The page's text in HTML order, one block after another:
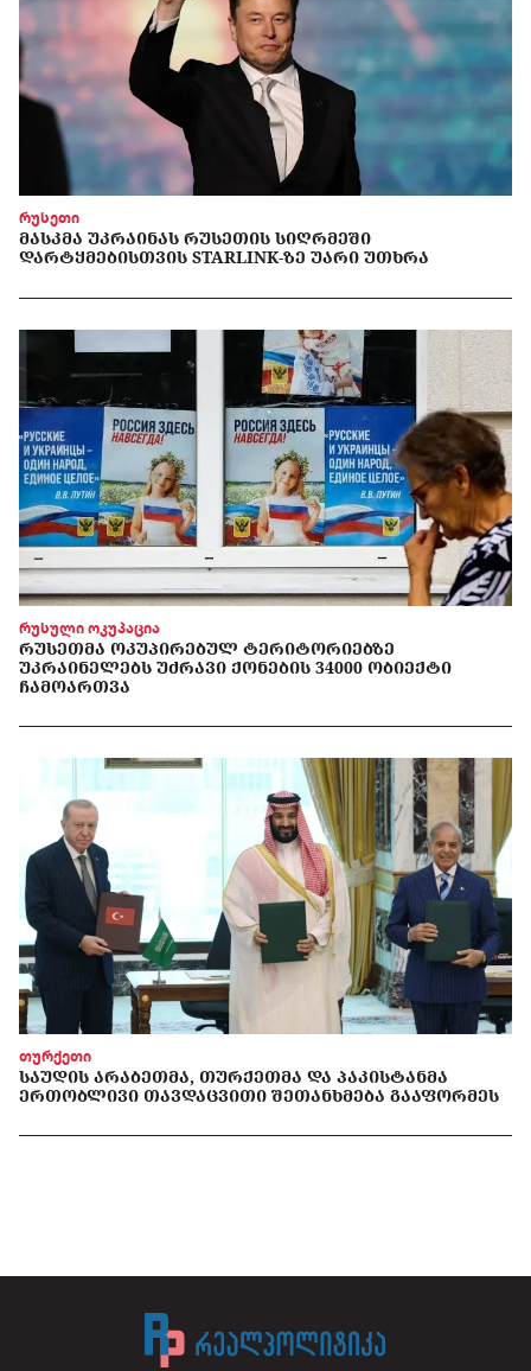
რუსეთი
ᲛᲐᲡᲙᲛᲐ ᲣᲙᲠᲐᲘᲜᲐᲡ ᲠᲣᲡᲔᲗᲘᲡ ᲡᲘᲦᲠᲛᲔᲨᲘ
ᲓᲐᲠᲢᲧᲛᲔᲑᲘᲡᲗᲕᲘᲡ STARLINK-ᲖᲔ ᲣᲐᲠᲘ ᲣᲗᲮᲠᲐ
რუსული ოკუპაცია
ᲠᲣᲡᲔᲗᲛᲐ ᲝᲙᲣᲞᲘᲠᲔᲑᲣᲚ ᲢᲔᲠᲘᲢᲝᲠᲘᲔᲑᲖᲔ
ᲣᲙᲠᲐᲘᲜᲔᲚᲔᲑᲡ ᲣᲫᲠᲐᲕᲘ ᲥᲝᲜᲔᲑᲘᲡ 34000 ᲝᲑᲘᲔᲥᲢᲘ
ᲩᲐᲛᲝᲐᲠᲗᲕᲐ
თურქეთი
ᲡᲐᲣᲓᲘᲡ ᲐᲠᲐᲑᲔᲗᲛᲐ, ᲗᲣᲠᲥᲔᲗᲛᲐ ᲓᲐ ᲞᲐᲙᲘᲡᲢᲐᲜᲛᲐ
ᲔᲠᲗᲝᲑᲚᲘᲕᲘ ᲗᲐᲕᲓᲐᲪᲕᲘᲗᲘ ᲨᲔᲗᲐᲜᲮᲛᲔᲑᲐ ᲒᲐᲐᲤᲝᲠᲛᲔᲡ